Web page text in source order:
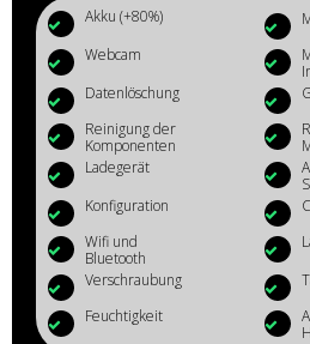
Akku (+80%)
Webcam
Datenlöschung
Reinigung der
Komponenten
Ladegerät
Konfiguration
Wifi und
Bluetooth
Verschraubung
Feuchtigkeit